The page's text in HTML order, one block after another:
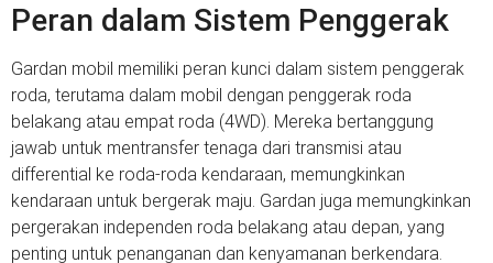
Peran dalam Sistem Penggerak
Gardan mobil memiliki peran kunci dalam sistem penggerak
roda, terutama dalam mobil dengan penggerak roda
belakang atau empat roda (4WD). Mereka bertanggung
jawab untuk mentransfer tenaga dari transmisi atau
differential ke roda-roda kendaraan, memungkinkan
kendaraan untuk bergerak maju. Gardan juga memungkinkan
pergerakan independen roda belakang atau depan, yang
penting untuk penanganan dan kenyamanan berkendara.